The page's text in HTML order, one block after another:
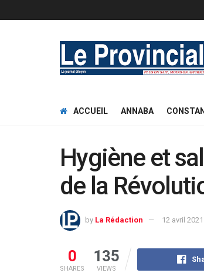
ACCUEIL ANNABA
Hygiène et
de la
by La Rédaction 12 avril 2021
0
SHARES
135
VIEWS